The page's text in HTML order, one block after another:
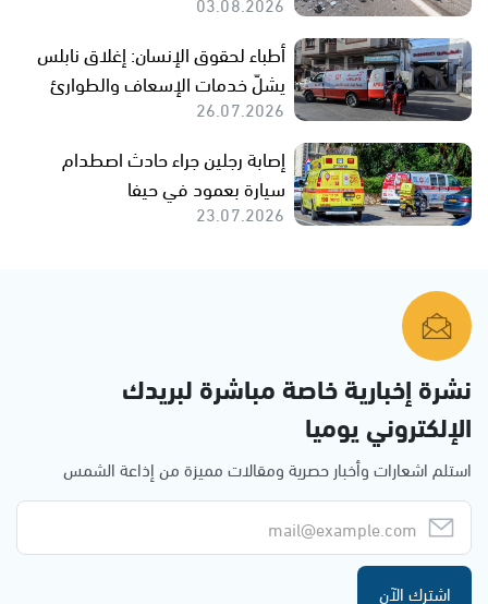
أطباء لحقوق الإنسان: إغلاق نابلس
يشلّ خدمات الإسعاف والطوارئ
26.07.2026
إصابة رجلين جراء حادث اصطدام
سيارة بعمود في حيفا
23.07.2026
نشرة إخبارية خاصة مباشرة لبريدك
الإلكتروني يوميا
استلم اشعارات وأخبار حصرية ومقالات مميزة من إذاعة الشمس
اشترك الآن